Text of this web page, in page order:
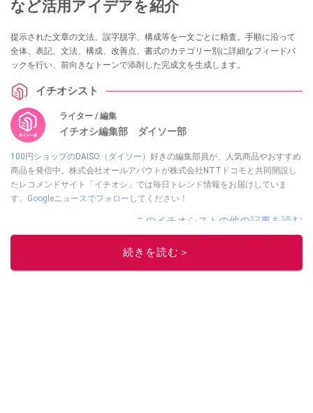
など活用アイデアを紹介
提示された文章の文法、誤字脱字、構成等を一文ごとに精査。手順に沿って
全体、表記、文法、構成、改善点、書式のカテゴリー別に詳細なフィードバ
ックを行い、前向きなトーンで添削した完成文を生成します。
イチオシスト
ライター / 編集
イチオシ編集部 ダイソー部
100円ショップのDAISO（ダイソー） 好きの編集部員が、人気商品やおすすめ
商品を発信中。株式会社オールアバウトが株式会社NTTドコモと共同開設し
たレコメンドサイト「イチオシ」では毎日トレンド情報をお届けしていま
す。 Googleニュースでフォロー してください！
このイチオシストの他の記事を読む
続きを読む＞